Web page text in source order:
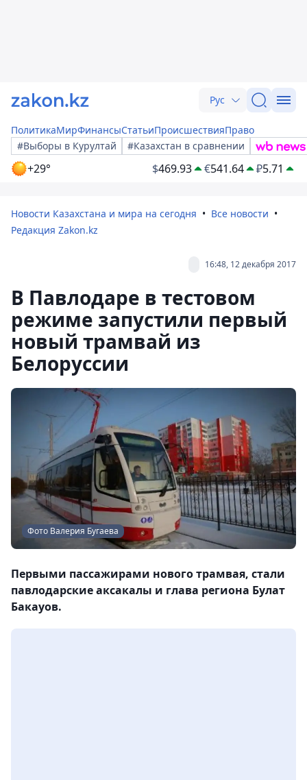
Рус
ПолитикаМирФинансыСтатьиПроисшествияПраво
#Выборы в Курултай
#Казахстан в сравнении
+29° $469.93 €541.64 ₽5.71
Новости Казахстана и мира на сегодня
Все новости
Редакция Zakon.kz
16:48, 12 декабря 2017
В Павлодаре в тестовом
режиме запустили первый
новый трамвай из
Белоруссии
Фото Валерия Бугаева
Первыми пассажирами нового трамвая, стали
павлодарские аксакалы и глава региона Булат
Бакауов.